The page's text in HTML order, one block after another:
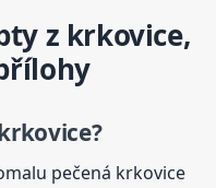
z krkovice,
pečená krkovice